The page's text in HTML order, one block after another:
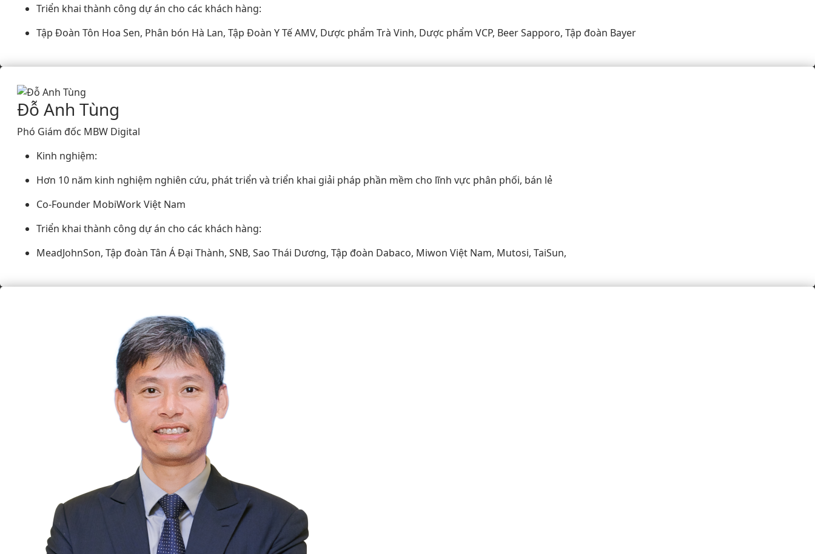
Triển khai thành công dự án cho các khách hàng:
Tập Đoàn Tôn Hoa Sen, Phân bón Hà Lan, Tập Đoàn Y Tế AMV, Dược phẩm Trà Vinh, Dược phẩm VCP, Beer Sapporo, Tập đoàn Bayer
Đỗ Anh Tùng
Phó Giám đốc MBW Digital
Kinh nghiệm:
Hơn 10 năm kinh nghiệm nghiên cứu, phát triển và triển khai giải pháp phần mềm cho lĩnh vực phân phối, bán lẻ
Co-Founder MobiWork Việt Nam
Triển khai thành công dự án cho các khách hàng:
MeadJohnSon, Tập đoàn Tân Á Đại Thành, SNB, Sao Thái Dương, Tập đoàn Dabaco, Miwon Việt Nam, Mutosi, TaiSun,